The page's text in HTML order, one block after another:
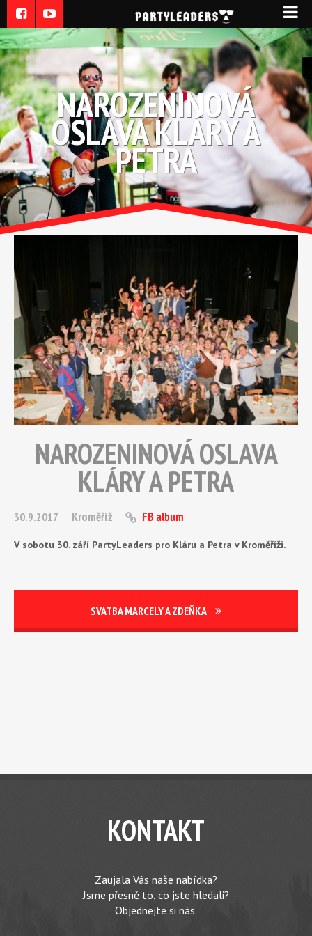
NAROZENINOVÁ
OSLAVA KLÁRY A
PETRA
NAROZENINOVÁ OSLAVA
KLÁRY A PETRA
30.9.2017 Kroměříž FB album
V sobotu 30. září PartyLeaders pro Kláru a Petra v Kroměříži.
SVATBA MARCELY A ZDEŇKA
KONTAKT
Zaujala Vás naše nabídka?
Jsme přesně to, co jste hledali?
Objednejte si nás.